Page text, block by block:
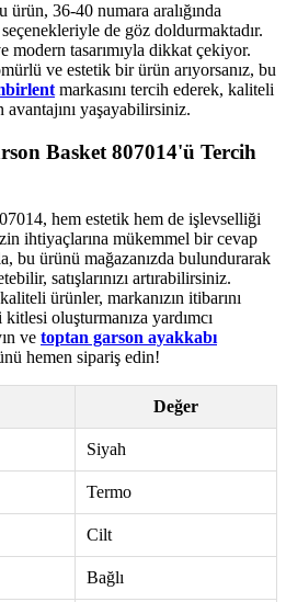
36-40 numara aralığında
de göz doldurmaktadır.
modern tasarımıyla dikkat çekiyor.
ve estetik bir ürün arıyorsanız, bu
markasını tercih ederek, kaliteli
yaşayabilirsiniz.
Basket 807014'ü Tercih
hem estetik hem de işlevselliği
ihtiyaçlarına mükemmel bir cevap
bu ürünü mağazanızda bulundurarak
satışlarınızı artırabilirsiniz.
ürünler, markanızın itibarını
oluşturmanıza yardımcı
ve toptan garson ayakkabı
hemen sipariş edin!
Değer
Siyah
Termo
Cilt
Bağlı